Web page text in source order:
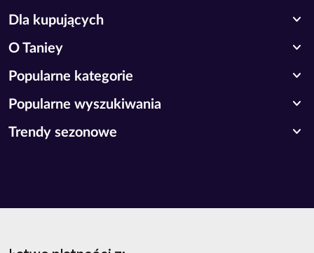
Dla kupujących expand_more
O Taniey expand_more
Popularne kategorie expand_more
Popularne wyszukiwania expand_more
Trendy sezonowe expand_more